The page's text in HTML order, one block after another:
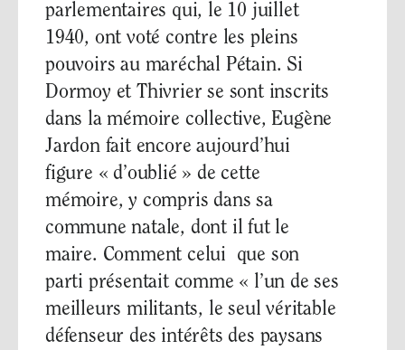
parlementaires qui, le 10 juillet
1940, ont voté contre les pleins
pouvoirs au maréchal Pétain. Si
Dormoy et Thivrier se sont inscrits
dans la mémoire collective, Eugène
Jardon fait encore aujourd’hui
figure « d’oublié » de cette
mémoire, y compris dans sa
commune natale, dont il fut le
maire. Comment celui que son
parti présentait comme « l’un de ses
meilleurs militants, le seul véritable
défenseur des intérêts des paysans